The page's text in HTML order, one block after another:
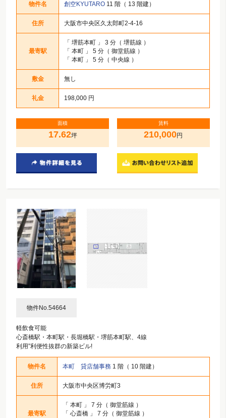
物件名 創空KYUTARO 11 階（ 13 階建）
住所 大阪市中央区久太郎町2-4-16
最寄駅
「 堺筋本町 」 3 分（ 堺筋線 ）
「 本町 」 5 分（ 御堂筋線 ）
「 本町 」 5 分（ 中央線 ）
敷金 無し
礼金 198,000 円
面積
17.62坪
賃料
210,000円
物件No.54664
軽飲食可能
心斎橋駅・本町駅・長堀橋駅・堺筋本町駅、4線
利用”利便性抜群の新築ビル!
物件名 本町 貸店舗事務 1 階（ 10 階建）
住所 大阪市中央区博労町3
最寄駅
「 本町 」 7 分（ 御堂筋線 ）
「 心斎橋 」 7 分（ 御堂筋線 ）